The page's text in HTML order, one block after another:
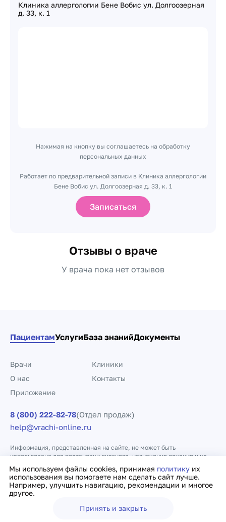
Клиника аллергологии Бене Вобис ул. Долгоозерная
д. 33, к. 1
Нажимая на кнопку вы соглашаетесь на обработку
персональных данных
Работает по предварительной записи в Клиника аллергологии
Бене Вобис ул. Долгоозерная д. 33, к. 1
Записаться
Отзывы о враче
У врача пока нет отзывов
Мы используем файлы cookies, принимая политику их
использования вы помогаете нам сделать сайт лучше.
Например, улучшить навигацию, рекомендации и многое
другое.
Принять и закрыть
ПациентамУслугиБаза знанийДокументы
Врачи
Клиники
О нас
Контакты
Приложение
8 (800) 222-82-78(Отдел продаж)
help@vrachi-online.ru
Информация, представленная на сайте, не может быть
использована для постановки диагноза, назначения лечения и не
заменяет прием врача.
Политика конфиденциальности Договор оферты